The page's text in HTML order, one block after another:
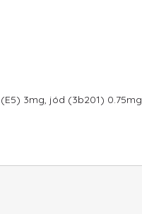
3mg, jód (3b201) 0.75mg,